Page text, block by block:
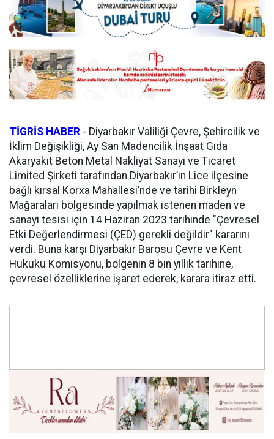
TİGRİS HABER - Diyarbakır Valiliği Çevre, Şehircilik ve
İklim Değişikliği, Ay San Madencilik İnşaat Gıda
Akaryakıt Beton Metal Nakliyat Sanayi ve Ticaret
Limited Şirketi tarafından Diyarbakır’ın Lice ilçesine
bağlı kırsal Korxa Mahallesi’nde ve tarihi Birkleyn
Mağaraları bölgesinde yapılmak istenen maden ve
sanayi tesisi için 14 Haziran 2023 tarihinde "Çevresel
Etki Değerlendirmesi (ÇED) gerekli değildir" kararını
verdi. Buna karşı Diyarbakır Barosu Çevre ve Kent
Hukuku Komisyonu, bölgenin 8 bin yıllık tarihine,
çevresel özelliklerine işaret ederek, karara itiraz etti.